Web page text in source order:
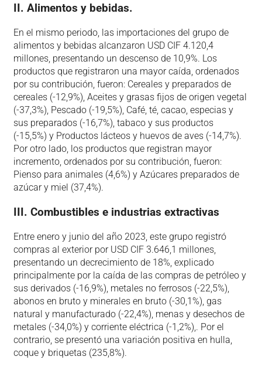
II. Alimentos y bebidas.
En el mismo periodo, las importaciones del grupo de
alimentos y bebidas alcanzaron USD CIF 4.120,4
millones, presentando un descenso de 10,9%. Los
productos que registraron una mayor caída, ordenados
por su contribución, fueron: Cereales y preparados de
cereales (-12,9%), Aceites y grasas fijos de origen vegetal
(-37,3%), Pescado (-19,5%), Café, té, cacao, especias y
sus preparados (-16,7%), tabaco y sus productos
(-15,5%) y Productos lácteos y huevos de aves (-14,7%).
Por otro lado, los productos que registran mayor
incremento, ordenados por su contribución, fueron:
Pienso para animales (4,6%) y Azúcares preparados de
azúcar y miel (37,4%).
III. Combustibles e industrias extractivas
Entre enero y junio del año 2023, este grupo registró
compras al exterior por USD CIF 3.646,1 millones,
presentando un decrecimiento de 18%, explicado
principalmente por la caída de las compras de petróleo y
sus derivados (-16,9%), metales no ferrosos (-22,5%),
abonos en bruto y minerales en bruto (-30,1%), gas
natural y manufacturado (-22,4%), menas y desechos de
metales (-34,0%) y corriente eléctrica (-1,2%),. Por el
contrario, se presentó una variación positiva en hulla,
coque y briquetas (235,8%).